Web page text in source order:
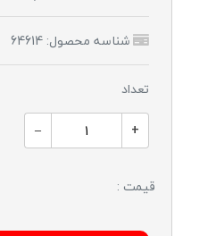
شناسه محصول: 64614
تعداد
+
–
قیمت :